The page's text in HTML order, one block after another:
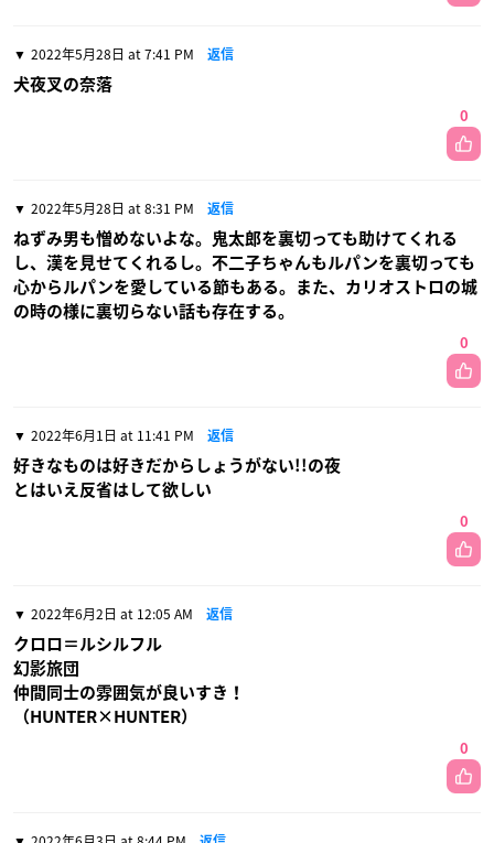
2022年5月28日 at 7:41 PM 返信
犬夜叉の奈落
0
2022年5月28日 at 8:31 PM 返信
ねずみ男も憎めないよな。鬼太郎を裏切っても助けてくれる
し、漢を見せてくれるし。不二子ちゃんもルパンを裏切っても
心からルパンを愛している節もある。また、カリオストロの城
の時の様に裏切らない話も存在する。
0
2022年6月1日 at 11:41 PM 返信
好きなものは好きだからしょうがない!!の夜
とはいえ反省はして欲しい
0
2022年6月2日 at 12:05 AM 返信
クロロ＝ルシルフル
幻影旅団
仲間同士の雰囲気が良いすき！
（HUNTER×HUNTER）
0